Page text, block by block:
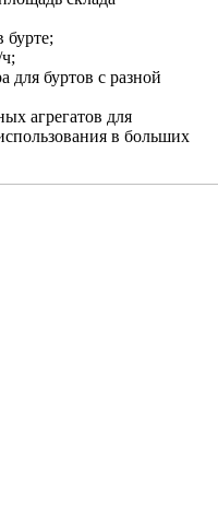
бурте;
буртов с разной
агрегатов для
в больших